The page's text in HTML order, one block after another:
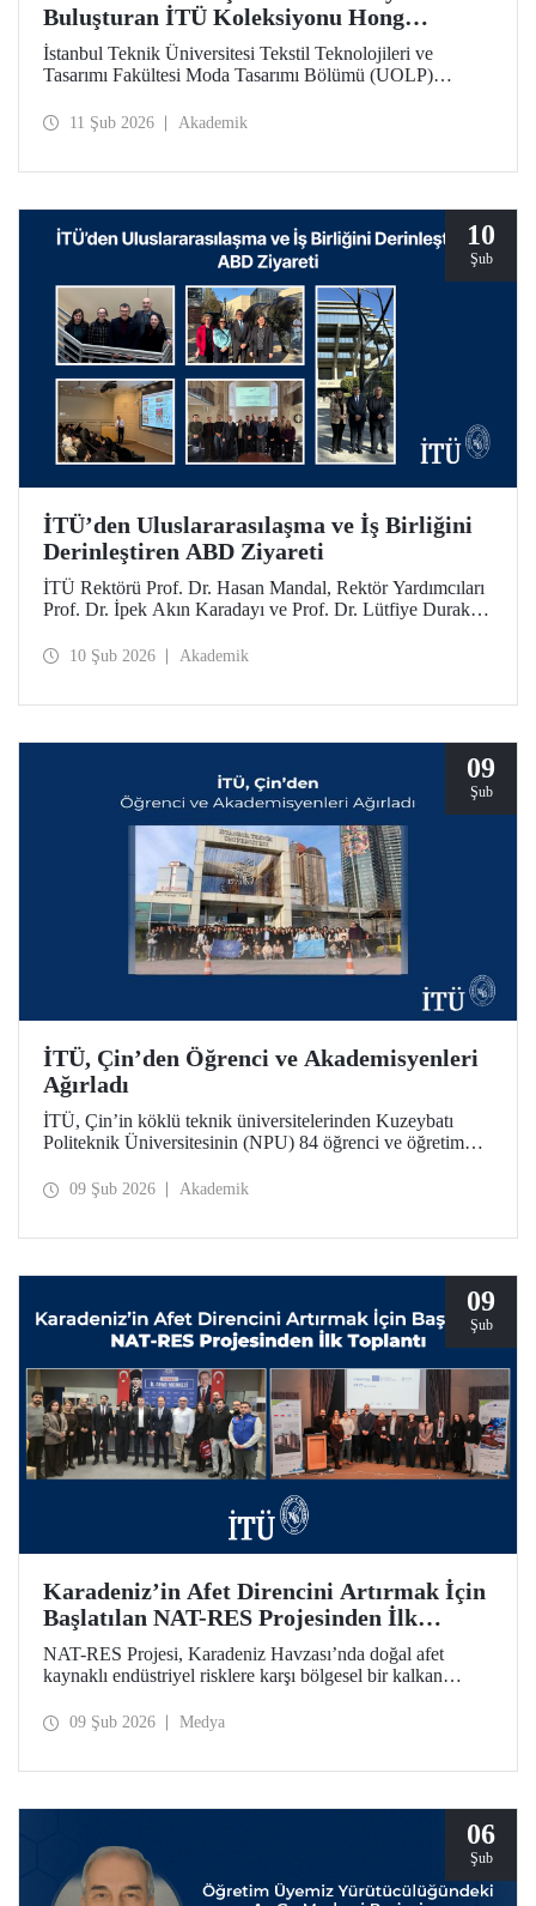
Buluşturan İTÜ Koleksiyonu Hong
Kong’ta Sergilendi
İstanbul Teknik Üniversitesi Tekstil Teknolojileri ve
Tasarımı Fakültesi Moda Tasarımı Bölümü (UOLP)
tasarlanan ve Öğr. Gör. Dr. Belgin Görgün’ün
Hong Kong Polytechnic University (PolyU) ev
sahipliğinde düzenlenen defilede tanıtıldı.
11 Şub 2026 Akademik
10
Şub
İTÜ’den Uluslararasılaşma ve İş Birliğini
Derinleştiren ABD Ziyareti
İTÜ Rektörü Prof. Dr. Hasan Mandal, Rektör Yardımcıları
Prof. Dr. İpek Akın Karadayı ve Prof. Dr. Lütfiye Durak
ve mezunlarıyla bir araya gelmek için 24-30 Ocak 2026
10 Şub 2026 Akademik
09
Şub
İTÜ, Çin’den Öğrenci ve Akademisyenleri
Ağırladı
İTÜ, Çin’in köklü teknik üniversitelerinden Kuzeybatı
Politeknik Üniversitesinin (NPU) 84 öğrenci ve öğretim
arasındaki akademik iş birliği olanakları değerlendirildi.
09 Şub 2026 Akademik
09
Şub
Karadeniz’in Afet Direncini Artırmak İçin
Başlatılan NAT-RES Projesinden İlk
Toplantı
NAT-RES Projesi, Karadeniz Havzası’nda doğal afet
kaynaklı endüstriyel risklere karşı bölgesel bir kalkan
Yunanistan ve Ukrayna’dan paydaş kurumların iş birliğiyle
09 Şub 2026 Medya
06
Şub